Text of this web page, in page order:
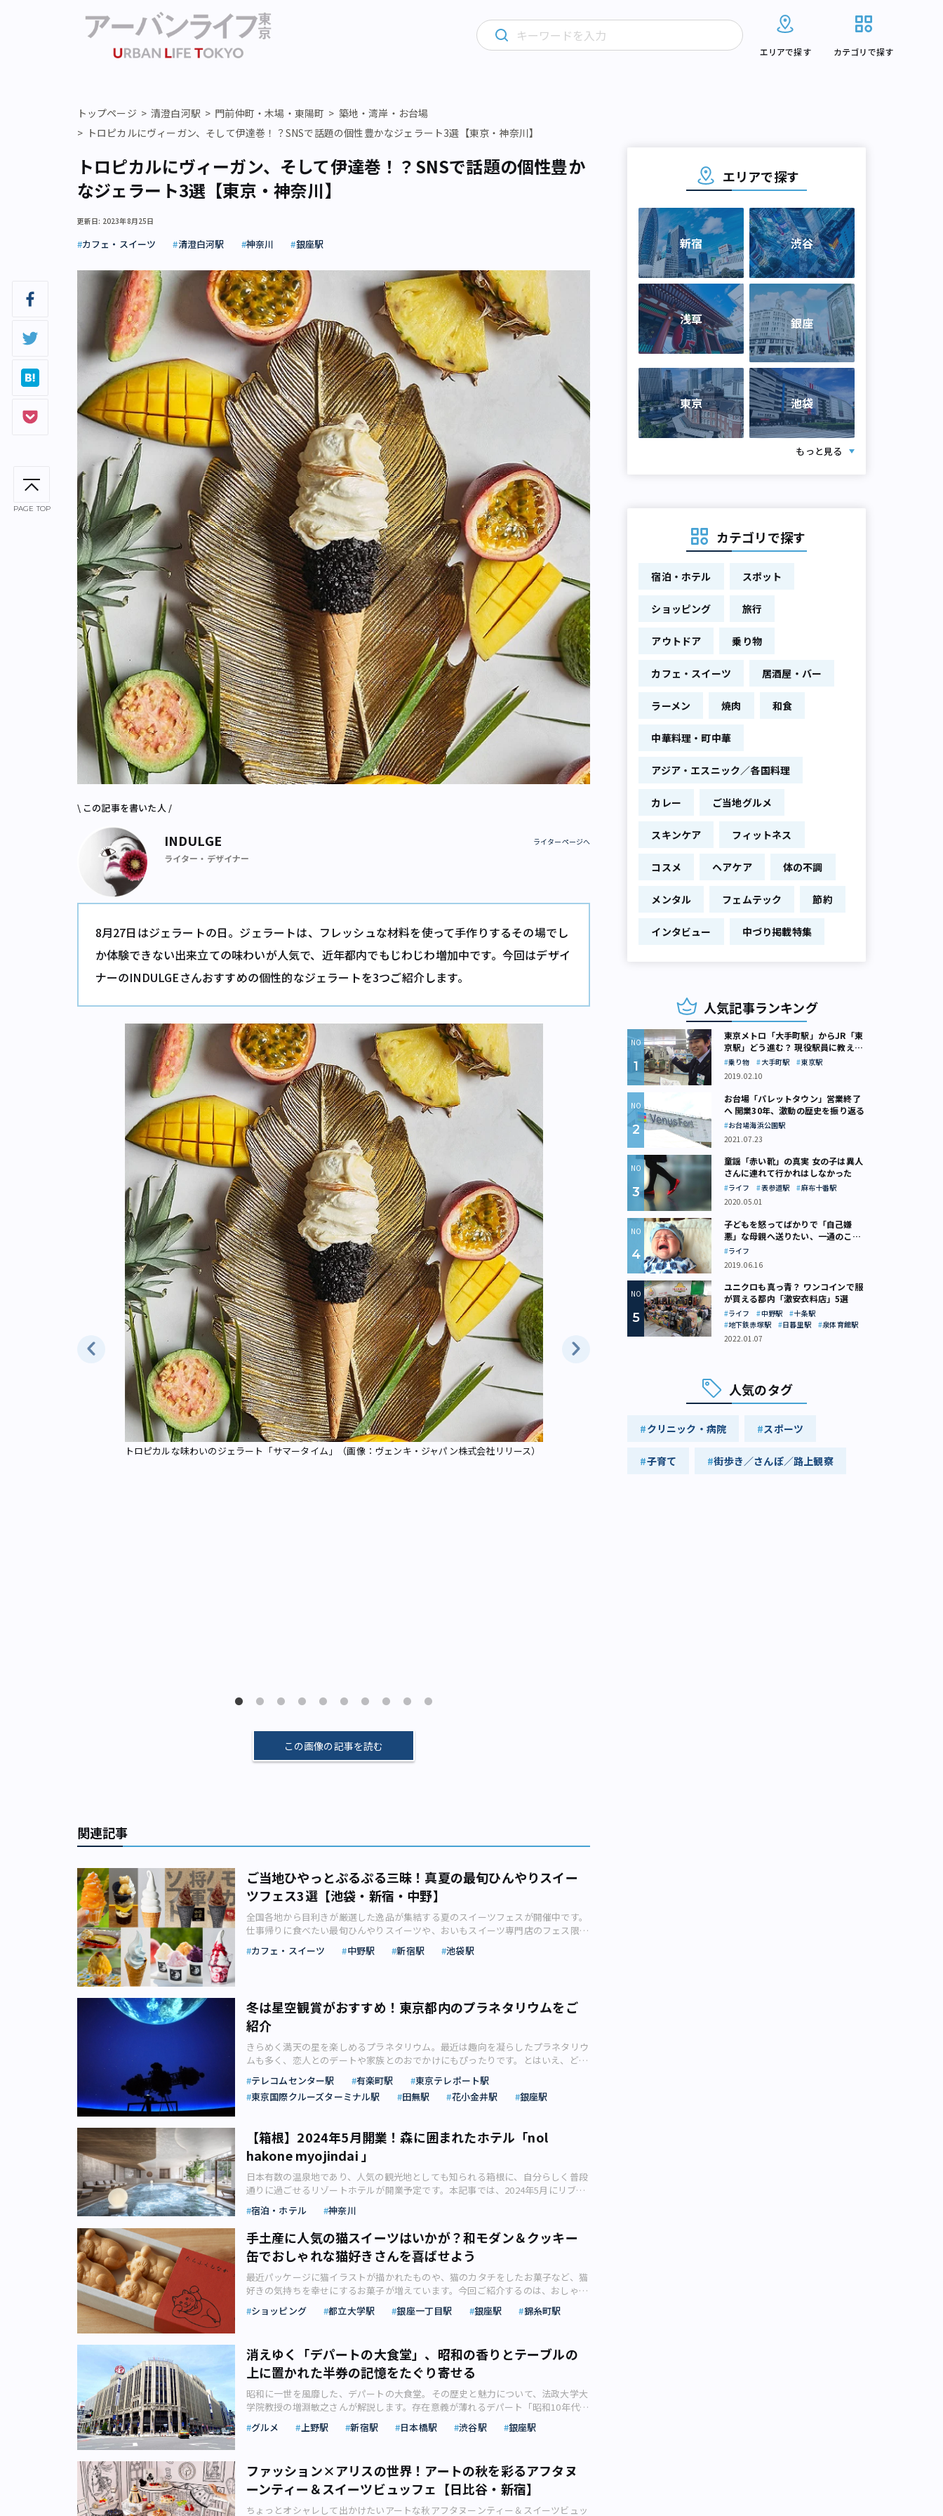
エリアで探す カテゴリで探す
PAGE TOP
トップページ 清澄白河駅 門前仲町・木場・東陽町
築地・湾岸・お台場
トロピカルにヴィーガン、そして伊達巻！？SNSで話題の個性豊かなジェラート3選【東京・神奈川】
トロピカルにヴィーガン、そして伊達巻！？SNSで話題の個性豊か
なジェラート3選【東京・神奈川】
更新日: 2023年8月25日
カフェ・スイーツ 清澄白河駅 神奈川 銀座駅
\ この記事を書いた人 /
INDULGE
ライター・デザイナー
ライターページへ
8月27日はジェラートの日。ジェラートは、フレッシュな材料を使って手作りするその場でし
か体験できない出来立ての味わいが人気で、近年都内でもじわじわ増加中です。今回はデザイ
ナーのINDULGEさんおすすめの個性的なジェラートを3つご紹介します。
トロピカルな味わいのジェラート「サマータイム」（画像：ヴェンキ・ジャパン株式会社リリース）
SNS映えする店構え（画像：株式会社ブリーズオブエイチ リリース）
この画像の記事を読む
関連記事
ご当地ひやっとぷるぷる三昧！真夏の最旬ひんやりスイー
ツフェス3選【池袋・新宿・中野】
全国各地から目利きが厳選した逸品が集結する夏のスイーツフェスが開催中です。
仕事帰りに食べたい最旬ひんやりスイーツや、おいもスイーツ専門店のフェス限定
メニュー、人気のフルーツもりもりアイスなど、心躍る期間限定イベントをデザイ
ナーのINDULGEさんがご紹介します。目にも楽しい競演をお見逃しなく！アレコレ
る魅惑のひんやりスイーツは、夏の暑さをしばし忘れさせてくれます。 最旬のひ
んやりスイーツを味わいたいなら、全国各地から選りすぐりの逸品が集結する「フ
ェス」に出かけるのがいちばん！ 行列必至の話題店かき氷や、宝石のように美し
いゼリー、桃農家のジェラートなど、現地に足を運ばないと食べられないスイーツ
がアレもコレも味わえる、夢のような期間限定イベントを３つご紹介します。その
日にしか食べられない日替わりの数量限定商品もあるので要チェックです！ トレ
ンドアイスやイベント限定メニュー、激戦区の北海道十勝のソフトクリームも！
「あいぱく(R) TOKYO in SUMMER 2023」（画像：株式会社アイスクリーム・ラバ
ターテインメント！＞＞ ●【池袋】西武池袋本店「IKESEI菓子博～真夏のスイーツ
フェスタ」／開催中～7月31日 3年ぶりに開催されている、西武池袋本店の
「IKESEI菓子博～真夏のスイーツフェスタ」。7月31日までの期間限定で、かき
氷、ジェラート、和・洋菓子やクッキー缶など最旬スイーツが大集結しています。
かき氷やジェラート、日本の銘菓やトレンドスイーツが盛りだくさん！7月26日よ
り後期がスタート。イートインでは一日しか味わえない日替わりメニューも（画
像：株式会社そごう・西武リリースより） 和菓子の老舗や新鋭ブランドがタッグ
は、三重・赤福から「赤福氷」（600円）が初登場！ 抹茶蜜のかかったかき氷の中
に、氷になじむ特製のあんとお餅をインした粋な一杯に、涼しさが訪れます。 そ
の他キラキラと美しい岐阜の寒天菓子「kasane 夏～青空のかけら～」（4本入756
円）など、伝統と革新がミックスされた見た目も涼しいひんやりスイーツに出会え
ます。 写真左：柏屋つちや「kasane 夏～青空のかけら～」（後期限定）／写真
右：赤福「赤福氷」（通期）（画像：株式会社そごう・西武リリースより） ガー
リーな気分になれる、見た目も可愛いひんやりスイーツもそろっています。石川県
ちごピスタチオミルク氷」（1,870円）など、映えるスイーツがズラリ。「氷連」
では数量限定の日替わりメニューを実施しているので、かき氷好きなら何度も通い
たくなってしまうはず。 写真左：【要町】かき氷 氷連「ミルキーミント」
（1,891円）／写真右：【石川】喫茶ウミネコパーラー「アマゾンカカオに赤崎い
ちごピスタチオミルク氷（1,870円）※各日限定50杯（画像：株式会社そごう・西
武リリースより） 最旬スイーツも豊富です。ジェラート世界大会で優勝した「マ
ルガージェラート」や、まるでブーケのようなミルクレープにソフトクリームを添
なるものばかり。 浅草で人気の「寿清庵」からは、本イベント限定で抹茶の分
量を増やした特濃生地の「八坂 特濃生地」（1,001円）が登場。マスカルポーネや
抹茶クリームとの相性が絶妙です。 写真左：【石川】マルガージェラート「パッシ
ョンココナッツとジンジャークリスタル」（1カップ701円）※各日限定100個／写
カフェ・スイーツ 中野駅 新宿駅 池袋駅
冬は星空観賞がおすすめ！東京都内のプラネタリウムをご
紹介
きらめく満天の星を楽しめるプラネタリウム。最近は趣向を凝らしたプラネタリウ
ムも多く、恋人とのデートや家族とのおでかけにもぴったりです。とはいえ、どこ
に行けばいいのか迷う方も多いのではないでしょうか。本記事では、都内のおすす
めプラネタリウムについて不動産ライターの逆瀬川勇造さんがご紹介します。 夜
空を彩る満天の星を楽しめるプラネタリウム。 ロマンチックな星空を眺めなが
良いか迷ってしまう方もいらっしゃるでしょう。 そこで、本記事では、プラネタ
リウムのおすすめポイントや都内で楽しめるプラネタリウムをご紹介します。 ＞＞
関連記事：【ソロ活(4)】都会の癒やし系プラネタリウムで満天の星観賞 流星や天
体の美しい高精細映像が視界いっぱいに楽しめる（画像：photoAC）プラネタリウ
ムをおすすめする理由 きれいな星空を屋内で眺められるプラネタリウムは、デー
トや家族とのおでかけにもおすすめです。 ここでは、プラネタリウムがおすすめ
できるポイントをいくつかご紹介しますので、それぞれ見ていきましょう。 ・天
候を気にせず星空を楽しめる ・カップルシートなどデートにも使いやすい ・
癒やしの時間としてもおすすめ 肉眼では見られない映像体験も音楽付きで楽しめ
る（イメージ画像：photoAC） 天候に左右されずに長時間星空を楽しめる点は、
プラネタリウムのおすすめポイントとしてあげられます。 通常、星空を眺めると
なると季節や天候に左右されるもの。また、星空が良く見える場所となると街中で
も雪でも天候を気にすることなく楽しめます。寒空の下ではなく、快適な空間の
挑む必要がある（画像：photoAC） プラネタリウムはカップルシートを完備して
いる施設もあり、デートにも利用しやすい点があげられます。 カップルシートでロ
マンチックな星空を眺める体験は、2人の距離を縮めてくれることでしょう。 た
だし、一般座席よりも売り切れるケースが多いので、ネット予約等で事前に席を確
保しておくのがおすすめです。 壮大な星空を眺める体験はリラックス効果も大き
く、おすすめポイントといえるでしょう。 プラネタリウムでは、日本では見るこ
とのできないような美しいオーロラや空の映像を見られるので、癒やし効果も抜群
とのできない天体ショーは癒し効果抜群（画像：photoAC）【シーン別】東京都内
のおすすめプラネタリウム施設3選 プラネタリウムのおすすめポイントをご紹介
しました。 ここでは、東京都内で楽しめるおすすめのプラネタリウム施設をご
テレコムセンター駅 有楽町駅
東京テレポート駅
東京国際クルーズターミナル駅
田無駅 花小金井駅 銀座駅
【箱根】2024年5月開業！森に囲まれたホテル「nol
hakone myojindai 」
日本有数の温泉地であり、人気の観光地としても知られる箱根に、自分らしく普段
通りに過ごせるリゾートホテルが開業予定です。本記事では、2024年5月にリブラ
ンドオープン予定のホテル「nol hakone myojindai」について、不動産ライターの
逆瀬川勇造さんがご紹介します。 日本有数の温泉地である箱根に、2024年5月
「心と体をととのえる」をコンセプトにしたホテル「nol hakone myojindai（ノル
ハコネ ミョウジンダイ）」がオープンします。一体どのような魅力が詰まっている
のでしょうか。 本記事では、「nol hakone myojindai」の注目ポイントについて
像：photoAC）2024年5月、「自分らしく、普段通りに、その地域を楽しめる」ホ
テルが誕生！ 逆さ富士が見られることでおなじみの芦ノ湖、パワースポットとし
て名高い箱根神社など、多くの観光スポットを有する箱根。温泉地としても親しま
ロビーラウンジ（イメージ画像：東急リゾーツ＆ステイ株式会社リリース）
「nol hakone myojindai」は、東急不動産株式会社が1993 年に開発した会員制ホ
テル「東急ハーヴェストクラブ箱根明神平」を改装して誕生する施設。「nol」ブ
ランドのホテルとして2024年5月にリブランドオープン予定です。 人気の観光
地、箱根の中でも閑静な宮城野エリアの別荘地内に位置し、宿泊者が「自分らし
クセスに優れ、インバウンド観光客にも人気の箱根。幅広いニーズに対応し、ホテ
リース）「箱根ウェルネス」をコンセプトに自分をととのえるホテル 東急不動産
の掲げる「nol」ブランドの「nol」とは、Naturally（自分らしく、自然体で） 、
Ordinarily（普段通り、暮らすように過ごし）、Locally（その土地の日常に触れ
る）の頭文字を取ったもの。 「nol」ブランドが目指すのは宿泊客が自分自身
宿泊・ホテル 神奈川
手土産に人気の猫スイーツはいかが？和モダン＆クッキー
缶でおしゃれな猫好きさんを喜ばせよう
最近パッケージに猫イラストが描かれたものや、猫のカタチをしたお菓子など、猫
好きの気持ちを幸せにするお菓子が増えています。今回ご紹介するのは、おしゃれ
な猫好きさんに喜んでもらえるおいしくてセンスの良い猫デザインのお菓子です。
数ある猫デザインのお菓子から3種類をセレクトしました。猫好きさんへのプレゼ
近まわりにそんな猫好きさんが増えているような気がします。そんな猫好きさんに
なにかちょっとプレゼントしたいときにおすすめなのが、猫デザインのお菓子で
す。ファッション小物やインテリア雑貨は、好みがあるので選ぶのが難しいです
が、猫デザインのお菓子なら、気軽に渡せます。 猫デザインのお菓子はいろいろ
ありますが、今回は、おしゃれな猫好きさんの心をがっちりつかむ、センスが良く
ておいしいお菓子をご紹介します。普段はクールな猫好きさんのクシャっとした笑
顔をゲットしませんか？ 一つひとつ丁寧に造られた猫デザインのお菓子 どんな
に頼らずに、一つひとつ丁寧に造られた猫デザインのお菓子は、送った人ももらっ
た人も幸せにしてくれます。みんながHAPPYになる、とっておきの猫デザインのお
菓子を紹介します。 戦後間もない1950（昭和25）年に錦糸町で創業し、地元に
愛され続けてきた街の和菓子店「御菓子司 白樺本店」。先代が子供の頃に過ごし
ショッピング 都立大学駅 銀座一丁目駅 銀座駅 錦糸町駅
消えゆく「デパートの大食堂」、昭和の香りとテーブルの
上に置かれた半券の記憶をたぐり寄せる
昭和に一世を風靡した、デパートの大食堂。その歴史と魅力について、法政大学大
学院教授の増淵敏之さんが解説します。存在意義が薄れるデパート「昭和10年代、
阿佐ヶ谷に住んでいた私たち家族が、ちょっと改まった買物に出かけるのは新宿だ
った。母のお供は、たいてい末っ子の私だった。新宿にはデパートが二つ、向かい
世光彦『昭和恋々』） 筆者（増淵敏之。法政大学大学院教授）は札幌市で育っ
たため、「丸井今井」の大食堂が記憶の片隅に残っています。久世とは異なり昭和
30年代で、デパート黄金期ともいえる時代でした。なお久世光彦とは、人気ホーム
ドラマ「時間ですよ」「寺内貫太郎一家」などを手掛けた、東京生まれの演出家・
グルメ 上野駅 新宿駅 日本橋駅 渋谷駅 銀座駅
ファッション×アリスの世界！アートの秋を彩るアフタヌ
ーンティー＆スイーツビュッフェ【日比谷・新宿】
ちょっとオシャレして出かけたいアートな秋アフタヌーンティー＆スイーツビュッ
エリアで探す
新宿 渋谷
浅草 銀座
東京 池袋
もっと見る
カテゴリで探す
宿泊・ホテル スポット
ショッピング 旅行
アウトドア 乗り物
カフェ・スイーツ 居酒屋・バー
ラーメン 焼肉 和食
中華料理・町中華
アジア・エスニック／各国料理
カレー ご当地グルメ
スキンケア フィットネス
コスメ ヘアケア 体の不調
メンタル フェムテック 節約
インタビュー 中づり掲載特集
人気記事ランキング
東京メトロ「大手町駅」からJR「東
京駅」どう進む？ 現役駅員に教えて
もらいました
乗り物 大手町駅
東京駅
2019.02.10
お台場「パレットタウン」営業終了
へ 開業30年、激動の歴史を振り返る
お台場海浜公園駅
2021.07.23
童謡「赤い靴」の真実 女の子は異人
さんに連れて行かれはしなかった
ライフ 表参道駅
麻布十番駅
2020.05.01
子どもを怒ってばかりで「自己嫌
悪」な母親へ送りたい、一通のここ
ろの処方箋
ライフ
2019.06.16
ユニクロも真っ青？ ワンコインで服
が買える都内「激安衣料店」5選
ライフ 中野駅
十条駅
地下鉄赤塚駅
日暮里駅
泉体育館駅
2022.01.07
人気のタグ
クリニック・病院 スポーツ
子育て 街歩き／さんぽ／路上観察